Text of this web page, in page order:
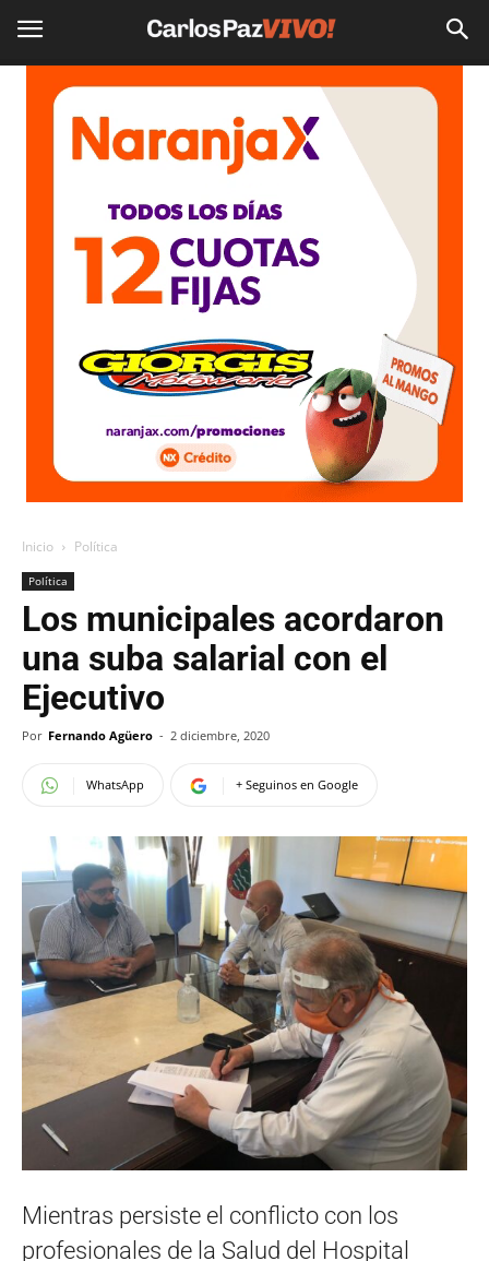
Inicio Política
Política
Los municipales acordaron
una suba salarial con el
Ejecutivo
Por Fernando Agüero - 2 diciembre, 2020
WhatsApp + Seguinos en Google
Mientras persiste el conflicto con los
profesionales de la Salud del Hospital